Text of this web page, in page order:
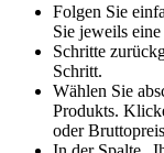
Folgen Sie
Sie jeweils
Schritte
Schritt.
Wählen Sie
Produkts.
oder